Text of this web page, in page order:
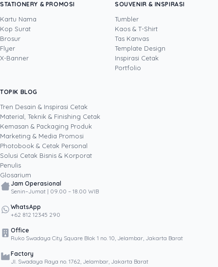
Uprint.id, pakar dengan pengalaman lebih dari
20 tahun yang menguasai tiga disiplin
sekaligus: produksi percetakan dan kemasan
(offset, digital printing, quality control), digital
marketing, serta pemrograman dan AI. Ia
memahami bisnis cetak langsung dari lantai
produksi sampai baris kode, dari menghitung
sampai kemasan produk, selalu dengan
kacamata data dan dampak bisnis nyata.
Popular
STATIONERY & PROMOSI
Kartu Nama
Kop Surat
Brosur
Flyer
X-Banner
SOUVENIR & INSPIRASI
Tumbler
Kaos & T-Shirt
Tas Kanvas
Template Design
Inspirasi Cetak
Portfolio
TOPIK BLOG
Tren Desain & Inspirasi Cetak
Material, Teknik & Finishing Cetak
Kemasan & Packaging Produk
Marketing & Media Promosi
Photobook & Cetak Personal
Solusi Cetak Bisnis & Korporat
Penulis
Glosarium
Jam Operasional
Senin–Jumat | 09.00 – 18.00 WIB
WhatsApp
+62 812 12345 290
Office
Ruko Swadaya City Square Blok 1 no. 10, Jelambar, Jakarta Barat
Factory
Jl. Swadaya Raya no. 1762, Jelambar, Jakarta Barat